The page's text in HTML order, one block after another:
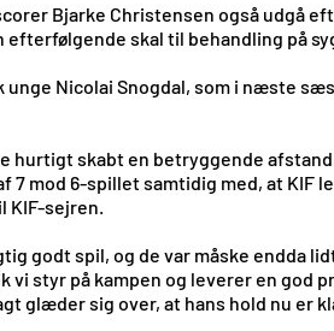
Bjarke Christensen også udgå
efterfølgende skal til behandling på
Nicolai Snogdal, som i næste
hurtigt skabt en betryggende
mod 6-spillet samtidig med, at KIF
KIF-sejren.
godt spil, og de var måske endda
vi styr på kampen og leverer en
glæder sig over, at hans hold nu er